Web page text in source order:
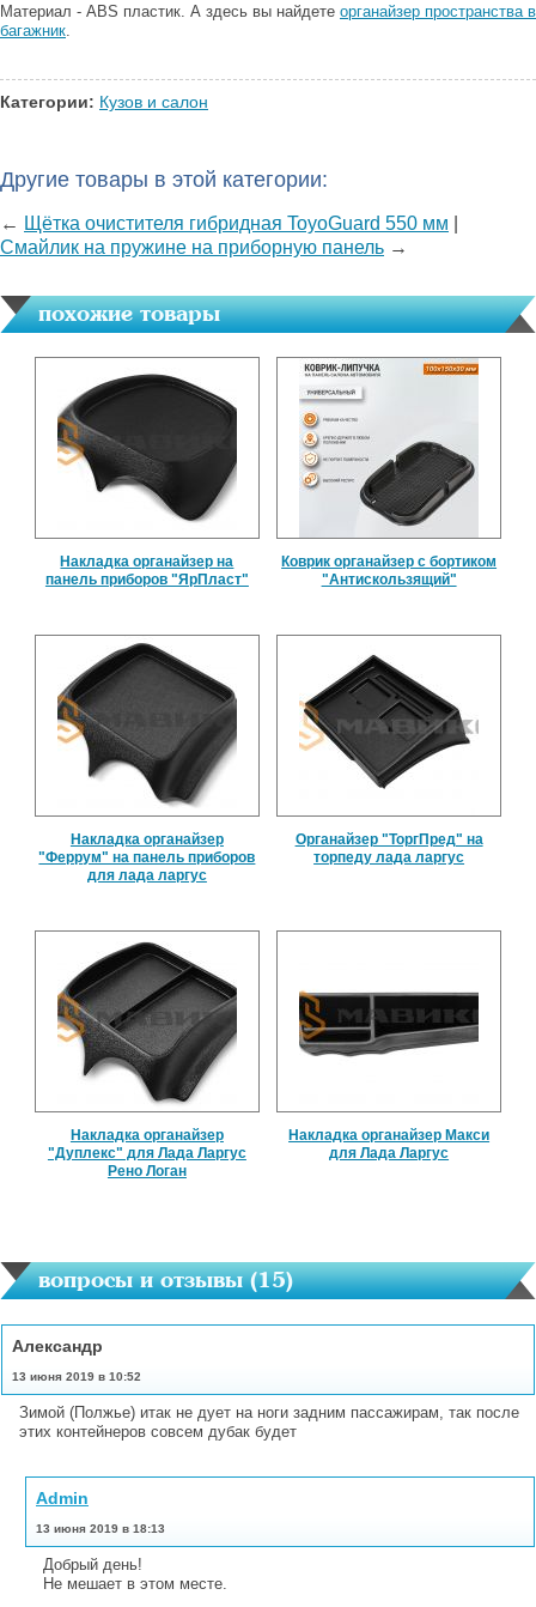
Материал - ABS пластик. А здесь вы найдете органайзер пространства в
багажник
Категории: Кузов и салон
Другие товары в этой категории:
← Щётка очистителя гибридная ToyoGuard 550 мм
Смайлик на пружине на приборную панель →
похожие товары
Накладка органайзер на
панель приборов "ЯрПласт"
Коврик органайзер с бортиком
"Антискользящий"
Накладка органайзер
"Феррум" на панель приборов
для лада ларгус
Органайзер "ТоргПред" на
торпеду лада ларгус
Накладка органайзер
"Дуплекс" для Лада Ларгус
Рено Логан
Накладка органайзер Макси
для Лада Ларгус
вопросы и отзывы (15)
Александр
13 июня 2019 в 10:52
Зимой (Полжье) итак не дует на ноги задним пассажирам, так после
этих контейнеров совсем дубак будет
Admin
13 июня 2019 в 18:13
Добрый день!
Не мешает в этом месте.